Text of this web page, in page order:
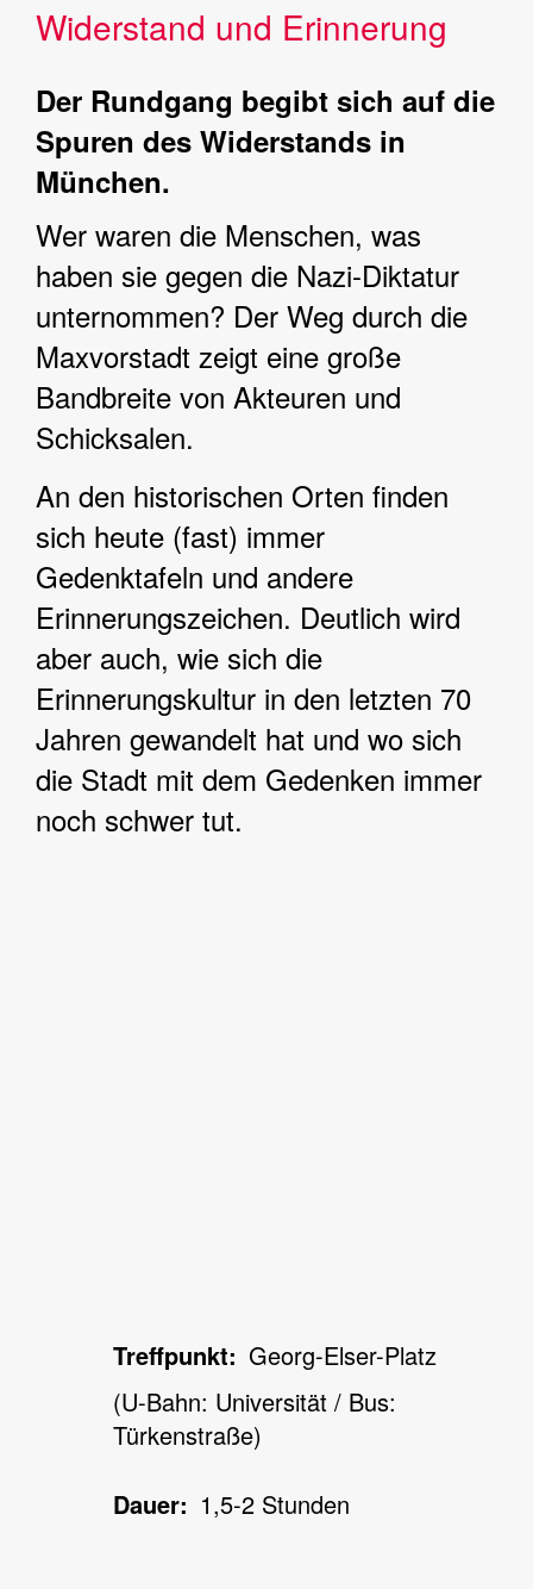
Widerstand und Erinnerung
Der Rundgang begibt sich auf die
Spuren des Widerstands in
München.
Wer waren die Menschen, was
haben sie gegen die Nazi-Diktatur
unternommen? Der Weg durch die
Maxvorstadt zeigt eine große
Bandbreite von Akteuren und
Schicksalen.
An den historischen Orten finden
sich heute (fast) immer
Gedenktafeln und andere
Erinnerungszeichen. Deutlich wird
aber auch, wie sich die
Erinnerungskultur in den letzten 70
Jahren gewandelt hat und wo sich
die Stadt mit dem Gedenken immer
noch schwer tut.
Treffpunkt
Georg-Elser-Platz
(U-Bahn: Universität / Bus:
Türkenstraße)
Dauer
1,5-2 Stunden